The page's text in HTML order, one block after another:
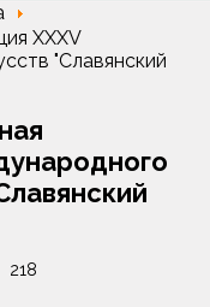
XXXV
"Славянский
218